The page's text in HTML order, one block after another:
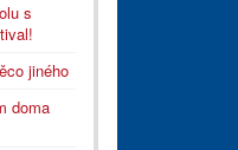
s
jiného
doma